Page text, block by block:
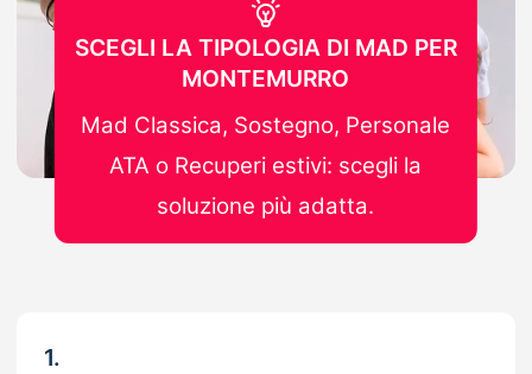
1.
SCEGLI LA TIPOLOGIA DI MAD PER
MONTEMURRO
Mad Classica, Sostegno, Personale
ATA o Recuperi estivi: scegli la
soluzione più adatta.